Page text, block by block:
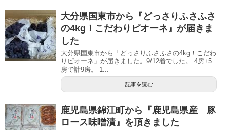
大分県国東市から『どっさりふさふさ
の4kg！こだわりピオーネ』が届きま
した
大分県国東市から「どっさりふさふさの4kg！こだわ
りピオーネ」が届きました。9/12着でした。 4房+5
房で計9房。 1...
記事を読む
鹿児島県錦江町から『鹿児島県産 豚
ロース味噌漬』を頂きました